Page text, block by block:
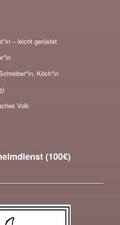
– leicht gerüstet
Köch*in
)
Volk
(100€)